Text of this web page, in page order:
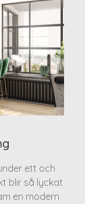
ett och
blir så lyckat
en modern